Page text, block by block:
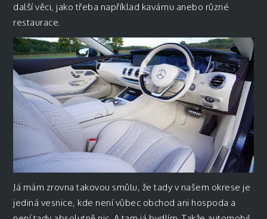
další věci, jako třeba například kavárnu anebo různé
restaurace.
Já mám zrovna takovou smůlu, že tady v našem okrese je
jediná vesnice, kde není vůbec obchod ani hospoda a